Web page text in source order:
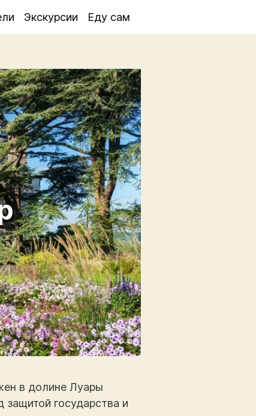
Экскурсии Еду сам
в долине Луары
государства и